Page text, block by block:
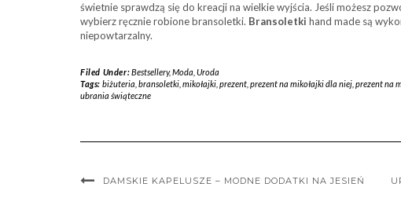
świetnie sprawdzą się do kreacji na wielkie wyjścia. Jeśli możesz
wybierz ręcznie robione bransoletki. Bransoletki hand made są
niepowtarzalny.
Filed Under:Bestsellery,Moda Uroda
Tags: biżuteria bransoletki, mikołajki, prezent, prezent na mikołajki dla niej, prezent na
ubrania świąteczne
DAMSKIE KAPELUSZE – MODNE DODATKI NA JESIEŃ